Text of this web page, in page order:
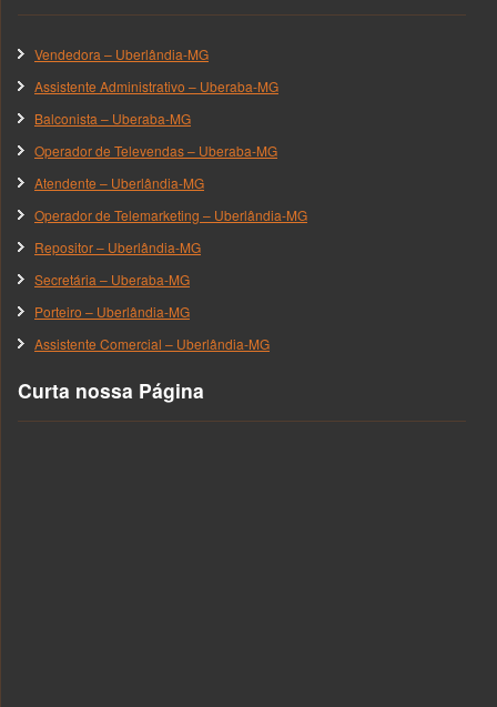
Vendedora – Uberlândia-MG
Assistente Administrativo – Uberaba-MG
Balconista – Uberaba-MG
Operador de Televendas – Uberaba-MG
Atendente – Uberlândia-MG
Operador de Telemarketing – Uberlândia-MG
Repositor – Uberlândia-MG
Secretária – Uberaba-MG
Porteiro – Uberlândia-MG
Assistente Comercial – Uberlândia-MG
Curta nossa Página